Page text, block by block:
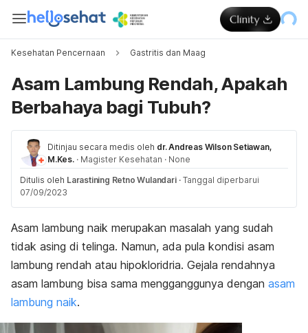
Kesehatan Pencernaan Gastritis dan Maag
Asam Lambung Rendah, Apakah
Berbahaya bagi Tubuh?
Ditinjau secara medis oleh dr. Andreas Wilson Setiawan,
M.Kes. · Magister Kesehatan · None
Ditulis oleh Larastining Retno Wulandari · Tanggal diperbarui
07/09/2023
Asam lambung naik merupakan masalah yang sudah
tidak asing di telinga. Namun, ada pula kondisi asam
lambung rendah atau hipokloridria. Gejala rendahnya
asam lambung bisa sama mengganggunya dengan asam
lambung naik.